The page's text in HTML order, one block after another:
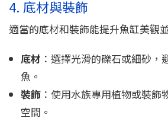
4. 底材與裝飾
適當的底材和裝飾能提升魚缸美觀
底材 ：選擇光滑的礫石或細砂，
魚。
裝飾 ：使用水族專用植物或裝飾
空間。